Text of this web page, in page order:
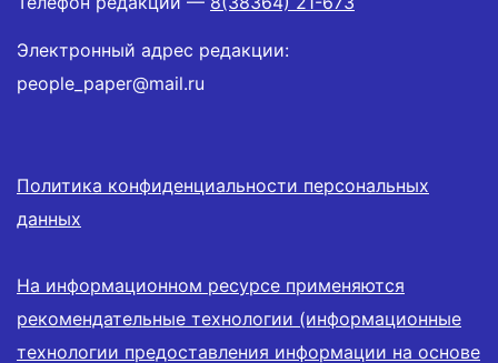
Электронный адрес редакции:
people_paper@mail.ru
Политика конфиденциальности персональных
данных
На информационном ресурсе применяются
рекомендательные технологии (информационные
технологии предоставления информации на основе